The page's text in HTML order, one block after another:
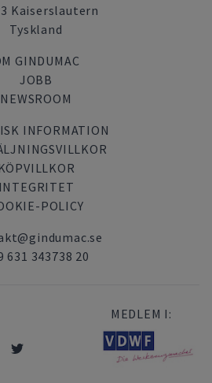
Kaiserslautern
Tyskland
GINDUMAC
JOBB
NEWSROOM
INFORMATION
INTEGRITET
POLICY
631 343738 20
MEDLEM I: